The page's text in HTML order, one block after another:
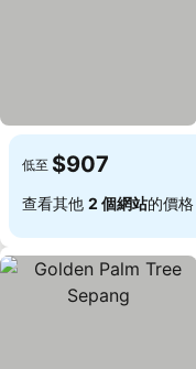
低至 $907
查看其他 2 個網站的價格